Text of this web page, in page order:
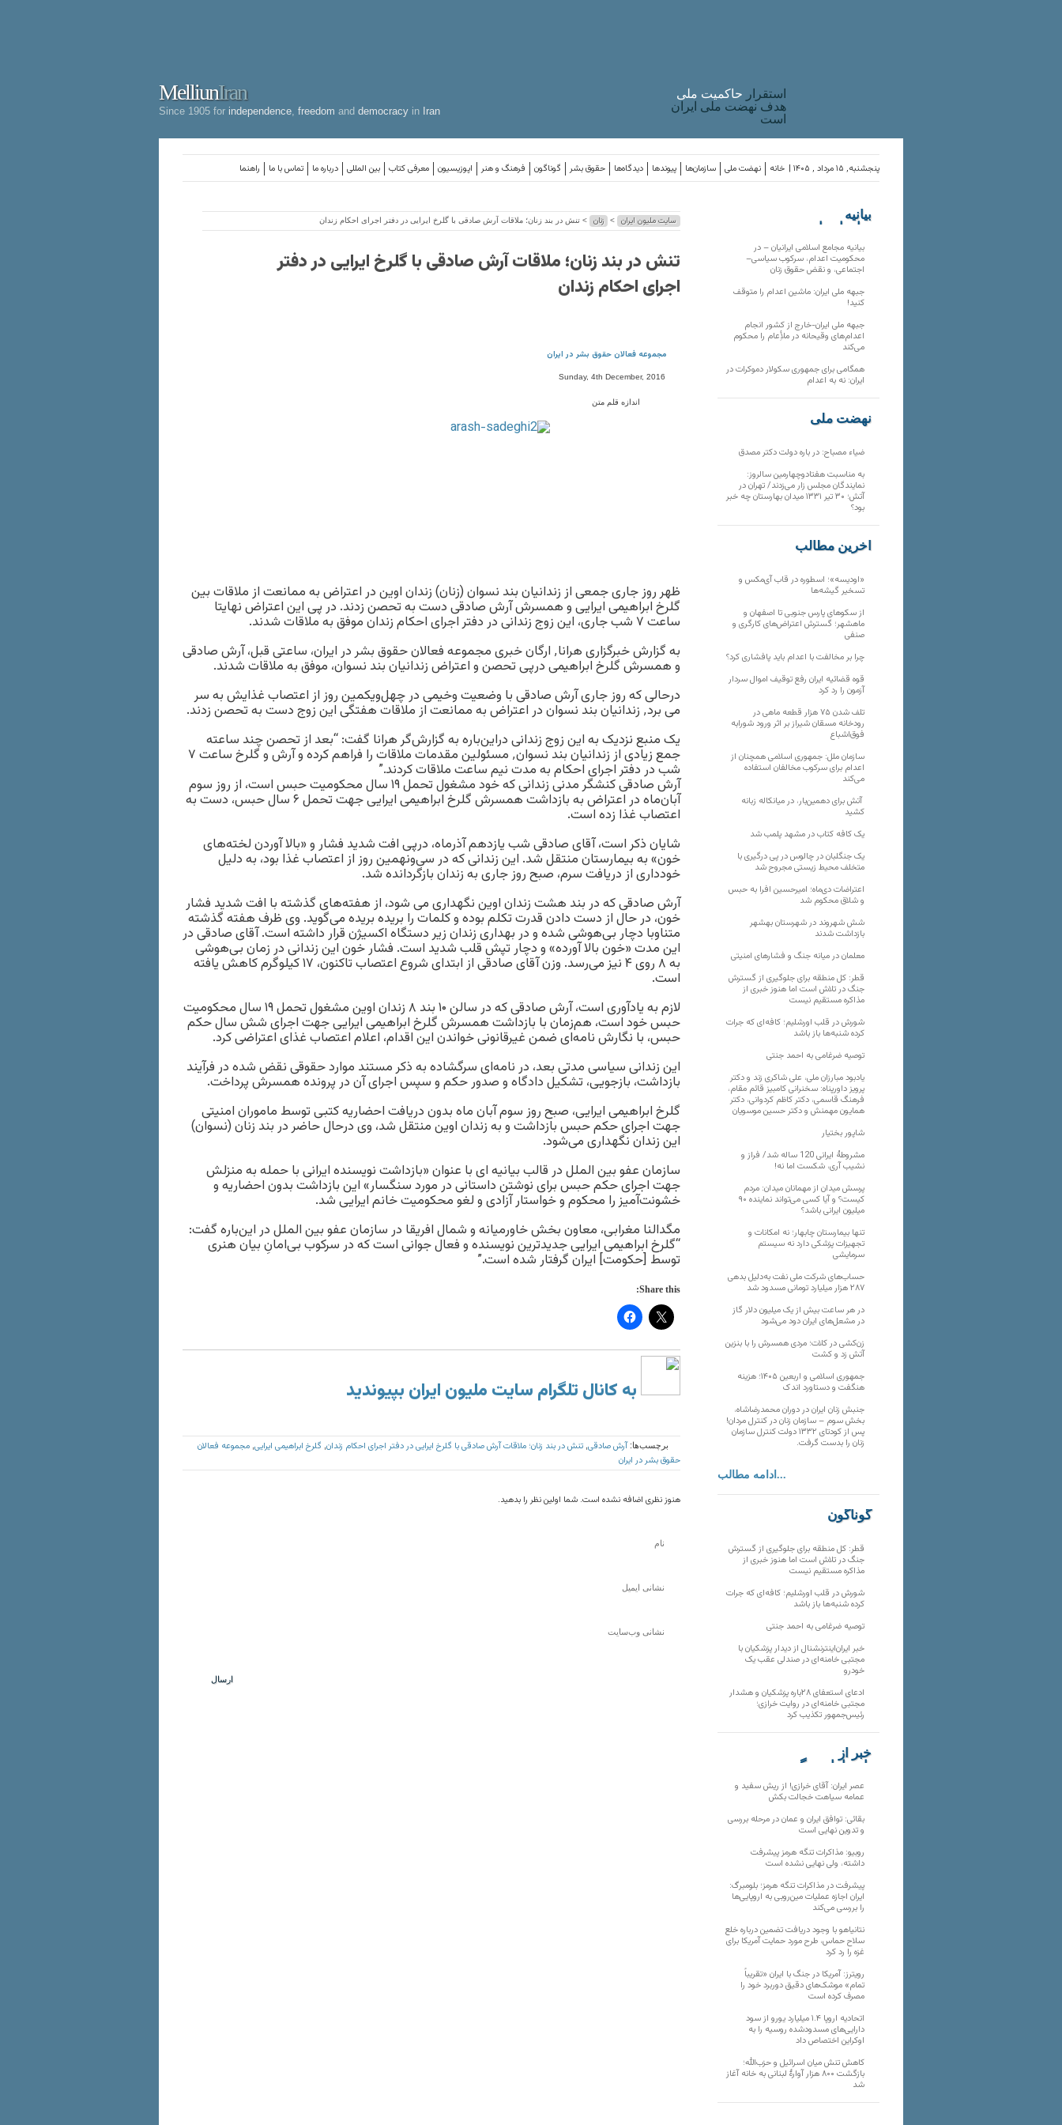
MelliunIran
Since 1905 for independence freedom and democracy in Iran
استقرار حاکميت ملی
هدف نهضت ملی ایران
است
راهنما تماس با ما درباره ما بین المللی معرفی کتاب اپوزیسیون فرهنگ و هنر گوناگون حقوق بشر دیدگاه‌ها پیوندها سازمان‌ها نهضت ملی خانه پنجشنبه, ۱۵ مرداد , ۱۴۰۵ |
سایت ملیون ایران > زنان > تنش در بند زنان؛ ملاقات آرش صادقی با گلرخ ایرایی در دفتر اجرای احکام زندان
تنش در بند زنان؛ ملاقات آرش صادقی با گلرخ ایرایی در دفتر
اجرای احکام زندان
مجموعه فعالان حقوق بشر در ایران
Sunday, 4th December, 2016
اندازه قلم متن
ظهر روز جاری جمعی از زندانیان بند نسوان (زنان) زندان اوین در اعتراض به ممانعت از ملاقات بین
گلرخ ابراهیمی ایرایی و همسرش آرش صادقی دست به تحصن زدند. در پی این اعتراض نهایتا
ساعت ۷ شب جاری، این زوج زندانی در دفتر اجرای احکام زندان موفق به ملاقات شدند.
به گزارش خبرگزاری هرانا٬ ارگان خبری مجموعه فعالان حقوق بشر در ایران، ساعتی قبل، آرش صادقی
و همسرش گلرخ ابراهیمی درپی تحصن و اعتراض زندانیان بند نسوان، موفق به ملاقات شدند.
درحالی که روز جاری آرش صادقی با وضعیت وخیمی در چهل‌ویکمین روز از اعتصاب غذایش به سر
می برد٬ زندانیان بند نسوان در اعتراض به ممانعت از ملاقات هفتگی این زوج دست به تحصن زدند.
یک منبع نزدیک به این زوج زندانی دراین‌باره به گزارش‌گر هرانا گفت: “بعد از تحصن چند ساعته
جمع زیادی از زندانیان بند نسوان٬ مسئولین مقدمات ملاقات را فراهم کرده و آرش و گلرخ ساعت ۷
شب در دفتر اجرای احکام به مدت نیم ساعت ملاقات کردند.”
آرش صادقی کنشگر مدنی زندانی که خود مشغول تحمل ۱۹ سال محکومیت حبس است، از روز سوم
آبان‌ماه در اعتراض به بازداشت همسرش گلرخ ابراهیمی ایرایی جهت تحمل ۶ سال حبس، دست به
اعتصاب غذا زده است.
شایان ذکر است، آقای صادقی شب یازدهم آذرماه، درپی افت شدید فشار و «بالا آوردن لخته‌های
خون» به بیمارستان منتقل شد. این زندانی که در سی‌ونهمین روز از اعتصاب غذا بود، به دلیل
خودداری از دریافت سرم، صبح روز جاری به زندان بازگردانده شد.
آرش صادقی که در بند هشت زندان اوین نگهداری می شود، از هفته‌های گذشته با افت شدید فشار
خون، در حال از دست دادن قدرت تکلم بوده و کلمات را بریده بریده می‌گوید. وی ظرف هفته گذشته
متناوبا دچار بی‌هوشی شده و در بهداری زندان زیر دستگاه اکسیژن قرار داشته است. آقای صادقی در
این مدت «خون بالا آورده» و دچار تپش قلب شدید است. فشار خون این زندانی در زمان بی‌هوشی
به ۸ روی ۴ نیز می‌رسد. وزن آقای صادقی از ابتدای شروع اعتصاب تاکنون، ۱۷ کیلوگرم کاهش یافته
است.
لازم به یادآوری است، آرش صادقی که در سالن ۱۰ بند ۸ زندان اوین مشغول تحمل ۱۹ سال محکومیت
حبس خود است، هم‌زمان با بازداشت همسرش گلرخ ابراهیمی ایرایی جهت اجرای شش سال حکم
حبس، با نگارش نامه‌ای ضمن غیرقانونی خواندن این اقدام، اعلام اعتصاب غذای اعتراضی کرد.
این زندانی سیاسی مدتی بعد، در نامه‌ای سرگشاده به ذکر مستند موارد حقوقی نقض شده در فرآیند
بازداشت، بازجویی، تشکیل دادگاه و صدور حکم و سپس اجرای آن در پرونده همسرش پرداخت.
گلرخ ابراهیمی ایرایی، صبح روز سوم آبان ماه بدون دریافت احضاریه کتبی توسط ماموران امنیتی
جهت اجرای حکم حبس بازداشت و به زندان اوین منتقل شد، وی درحال حاضر در بند زنان (نسوان)
این زندان نگهداری می‌شود.
سازمان عفو بین الملل در قالب بیانیه ای با عنوان «بازداشت نویسنده ایرانی با حمله به منزلش
جهت اجرای حکم حبس برای نوشتن داستانی در مورد سنگسار» این بازداشت بدون احضاریه و
خشونت‌آمیز را محکوم و خواستار آزادی و لغو محکومیت خانم ایرایی شد.
مگدالنا مغرابی، معاون بخش خاورمیانه و شمال افریقا در سازمان عفو بین الملل در این‌باره گفت:
“گلرخ ابراهیمی ایرایی جدیدترین نویسنده و فعال جوانی است که در سرکوب بی‌امانِ بیان هنری
توسط [حکومت] ایران گرفتار شده است.”
Share this:
به کانال تلگرام سایت ملیون ایران بپیوندید
برچسب‌ها:آرش صادقی تنش در بند زنان؛ ملاقات آرش صادقی با گلرخ ایرایی در دفتر اجرای احکام زندان گلرخ ابراهیمی ایرایی مجموعه فعالان
حقوق بشر در ایران
هنوز نظری اضافه نشده است. شما اولین نظر را بدهید.
بیانیه
سازمان‌های
بیانیه مجامع اسلامی ایرانیان – در
محکومیت اعدام، سرکوب سیاسی–
اجتماعی، و نقض حقوق زنان
جبهه ملی ایران: ماشین اعدام را متوقف
کنید!
جبهه ملی ایران-خارج از کشور انجام
اعدام‌های وقیحانه در ملأِعام را محکوم
می‌کند
همگامی برای جمهوری سکولار دموکرات در
ایران: نه به اعدام
نهضت ملی
ضیاء مصباح: در باره دولت دکتر مصدق
به مناسبت هفتادوچهارمین سالروز:
نمایندگان مجلس زار می‌زدند/ تهران در
آتش؛ ۳۰ تیر ۱۳۳۱ میدان بهارستان چه خبر
بود؟
آخرین مطالب
«اودیسه»؛ اسطوره در قاب آی‌مکس و
تسخیر گیشه‌ها
از سکوهای پارس جنوبی تا اصفهان و
ماهشهر؛ گسترش اعتراض‌های کارگری و
صنفی
چرا بر مخالفت با اعدام باید پافشاری کرد؟
قوه قضائیه ایران رفع توقیف اموال سردار
آزمون را رد کرد
تلف شدن ۷۵ هزار قطعه ماهی در
رودخانه مسقان شیراز بر اثر ورود شورابه
فوق‌اشباع
سازمان ملل: جمهوری اسلامی همچنان از
اعدام برای سرکوب مخالفان استفاده
می‌کند
آتش برای دهمین‌بار، در میانکاله زبانه
کشید
یک کافه کتاب در مشهد پلمب شد
یک جنگلبان در چالوس در پی درگیری با
متخلف محیط زیستی مجروح شد
اعتراضات دی‌ماه؛ امیرحسین افرا به حبس
و شلاق محکوم شد
شش شهروند در شهرستان بهشهر
بازداشت شدند
معلمان در میانه جنگ و فشارهای امنیتی
قطر: کل منطقه برای جلوگیری از گسترش
جنگ در تلاش است اما هنوز خبری از
مذاکره مستقیم نیست
شورش در قلب اورشلیم؛ کافه‌ای که جرات
کرده شنبه‌ها باز باشد
توصیه ضرغامی به احمد جنتی
یادبود مبارزان ملی، علی شاکری زند و دکتر
پرویز داورپناه: سخنرانی کامبیز قائم مقام،
فرهنگ قاسمی، دکتر کاظم کردوانی، دکتر
همایون مهمنش و دکتر حسین موسویان
شاپور بختیار
مشروطۀ ایرانی 120 ساله شد/ فراز و
نشیب آری، شکست اما نه!
پرسش میدان از مهمانان میدان: مردم
کیست؟ و آیا کسی می‌تواند نماینده ۹۰
میلیون ایرانی باشد؟
تنها بیمارستان چابهار؛ نه امکانات و
تجهیزات پزشکی دارد نه سیستم
سرمایشی
حساب‌های شرکت ملی نفت به‌دلیل بدهی
۲۸۷ هزار میلیارد تومانی مسدود شد
در هر ساعت بیش از یک میلیون دلار گاز
در مشعل‌های ایران دود می‌شود
زن‌کشی در کلات؛ مردی همسرش را با بنزین
آتش زد و کشت
جمهوری اسلامی و اربعین ۱۴۰۵؛ هزینه
هنگفت و دستاورد اندک
جنبش زنان ایران در دوران محمدرضاشاه،
بخش سوم – سازمان زنان در کنترل مردان!
پس از کودتای ۱۳۳۲ دولت کنترل سازمان
زنان را بدست گرفت.
ادامه مطالب...
گوناگون
قطر: کل منطقه برای جلوگیری از گسترش
جنگ در تلاش است اما هنوز خبری از
مذاکره مستقیم نیست
شورش در قلب اورشلیم؛ کافه‌ای که جرات
کرده شنبه‌ها باز باشد
توصیه ضرغامی به احمد جنتی
خبر ایران‌اینترنشنال از دیدار پزشکیان با
مجتبی خامنه‌ای در صندلی عقب یک
خودرو
ادعای استعفای ۲۸باره پزشکیان و هشدار
مجتبی خامنه‌ای در روایت خرازی؛
رئیس‌جمهور تکذیب کرد
خبر از
تارنماهای دیگر
عصر ایران: آقای خرازی! از ریش سفید و
عمامه سیاهت خجالت بکش
بقائی: توافق ایران و عمان در مرحله بررسی
و تدوین نهایی است
روبیو: مذاکرات تنگه هرمز پیشرفت
داشته، ولی نهایی نشده است
پیشرفت در مذاکرات تنگه هرمز؛ بلومبرگ:
ایران اجازه عملیات مین‌روبی به اروپایی‌ها
را بررسی می‌کند
نتانیاهو با وجود دریافت تضمین درباره خلع
سلاح حماس، طرح مورد حمایت آمریکا برای
غزه را رد کرد
رویترز: آمریکا در جنگ با ایران «تقریباً
تمام» موشک‌های دقیق دوربرد خود را
مصرف کرده است
اتحادیه اروپا ۱.۴ میلیارد یورو از سود
دارایی‌های مسدودشده روسیه را به
اوکراین ‏اختصاص داد
کاهش تنش میان اسرائیل و حزب‌الله؛
بازگشت ۸۰۰ هزار آوارۀ لبنانی به خانه‌ آغاز
شد